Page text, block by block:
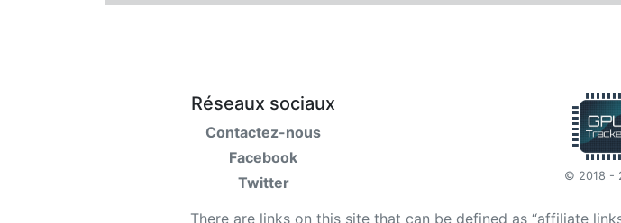
Réseaux sociaux
Contactez-nous
Facebook
Twitter
© 2018 -
There are links on this site that can be defined as “affiliate